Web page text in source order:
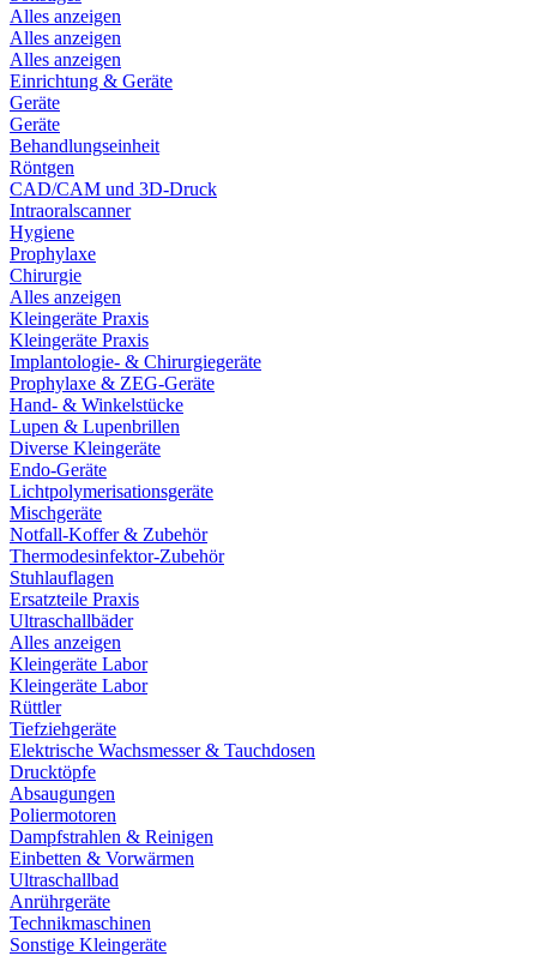
Alles anzeigen
Alles anzeigen
Alles anzeigen
Einrichtung & Geräte
Geräte
Geräte
Behandlungseinheit
Röntgen
CAD/CAM und 3D-Druck
Intraoralscanner
Hygiene
Prophylaxe
Chirurgie
Alles anzeigen
Kleingeräte Praxis
Kleingeräte Praxis
Implantologie- & Chirurgiegeräte
Prophylaxe & ZEG-Geräte
Hand- & Winkelstücke
Lupen & Lupenbrillen
Diverse Kleingeräte
Endo-Geräte
Lichtpolymerisationsgeräte
Mischgeräte
Notfall-Koffer & Zubehör
Thermodesinfektor-Zubehör
Stuhlauflagen
Ersatzteile Praxis
Ultraschallbäder
Alles anzeigen
Kleingeräte Labor
Kleingeräte Labor
Rüttler
Tiefziehgeräte
Elektrische Wachsmesser & Tauchdosen
Drucktöpfe
Absaugungen
Poliermotoren
Dampfstrahlen & Reinigen
Einbetten & Vorwärmen
Ultraschallbad
Anrührgeräte
Technikmaschinen
Sonstige Kleingeräte